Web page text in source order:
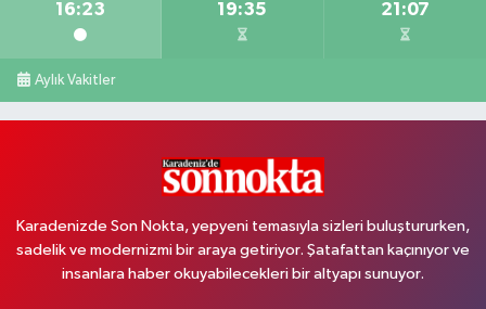
16:23 19:35 21:07
Aylık Vakitler
Karadenizde Son Nokta, yepyeni temasıyla sizleri buluştururken,
sadelik ve modernizmi bir araya getiriyor. Şatafattan kaçınıyor ve
insanlara haber okuyabilecekleri bir altyapı sunuyor.